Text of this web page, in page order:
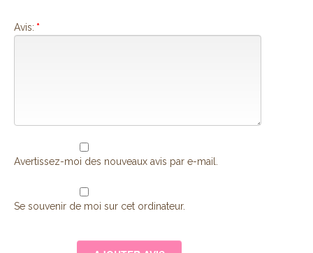
Avis: *
Avertissez-moi des nouveaux avis par e-mail.
Se souvenir de moi sur cet ordinateur.